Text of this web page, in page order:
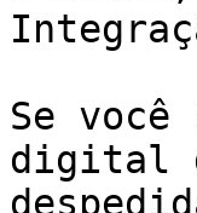
Se você
digital